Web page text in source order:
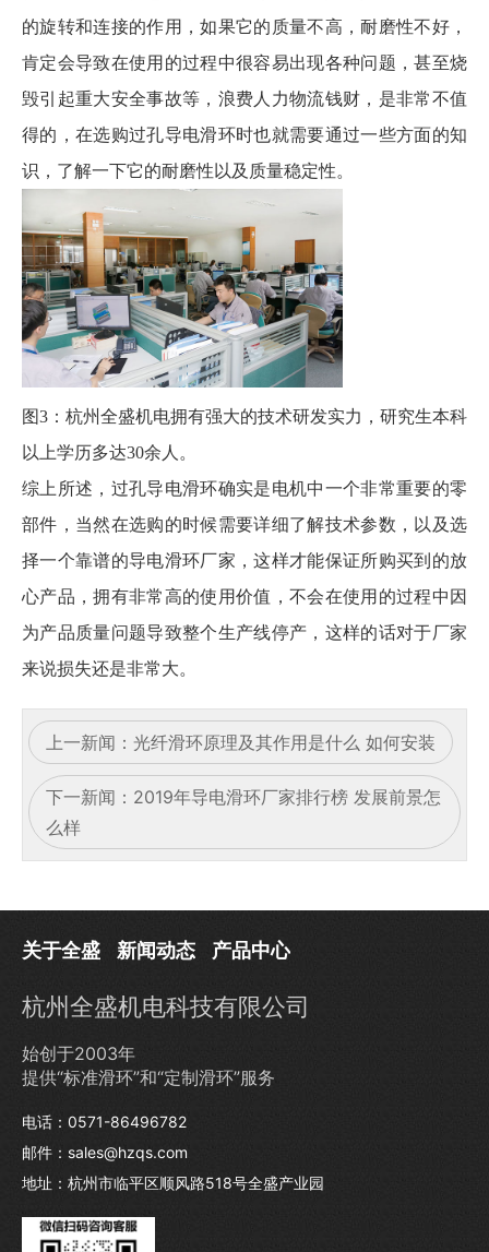
的旋转和连接的作用，如果它的质量不高，耐磨性不好，
肯定会导致在使用的过程中很容易出现各种问题，甚至烧
毁引起重大安全事故等，浪费人力物流钱财，是非常不值
得的，在选购过孔导电滑环时也就需要通过一些方面的知
识，了解一下它的耐磨性以及质量稳定性。
图3：杭州全盛机电拥有强大的技术研发实力，研究生本科
以上学历多达30余人。
综上所述，过孔导电滑环确实是电机中一个非常重要的零
部件，当然在选购的时候需要详细了解技术参数，以及选
择一个靠谱的导电滑环厂家，这样才能保证所购买到的放
心产品，拥有非常高的使用价值，不会在使用的过程中因
为产品质量问题导致整个生产线停产，这样的话对于厂家
来说损失还是非常大。
上一新闻： 光纤滑环原理及其作用是什么 如何安装
下一新闻： 2019年导电滑环厂家排行榜 发展前景怎
么样
关于全盛 新闻动态 产品中心
杭州全盛机电科技有限公司
始创于2003年
提供“标准滑环”和“定制滑环”服务
电话：0571-86496782
邮件：sales@hzqs.com
地址：杭州市临平区顺风路518号全盛产业园